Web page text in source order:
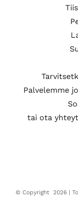
Palvelemme
tai ota
© Copyright 2026 |